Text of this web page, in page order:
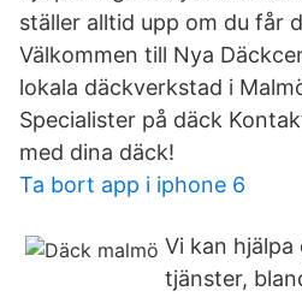
ställer alltid upp om du får
Välkommen till Nya
lokala däckverkstad i
Specialister på däck
med dina däck!
Ta bort app i iphone 6
Vi kan hjälpa
tjänster,